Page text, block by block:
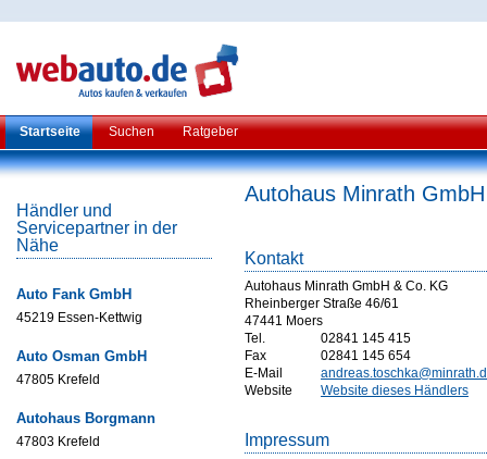
Startseite Suchen Ratgeber
Händler und
Servicepartner in der
Nähe
Auto Fank GmbH
45219 Essen-Kettwig
Auto Osman GmbH
47805 Krefeld
Autohaus Borgmann
47803 Krefeld
Autohaus Minrath
Kontakt
Autohaus Minrath GmbH & Co. KG
Rheinberger Straße 46/61
47441 Moers
Tel.
02841 145 415
Fax
02841 145 654
E-Mail
Website
Website dieses Händlers
Impressum